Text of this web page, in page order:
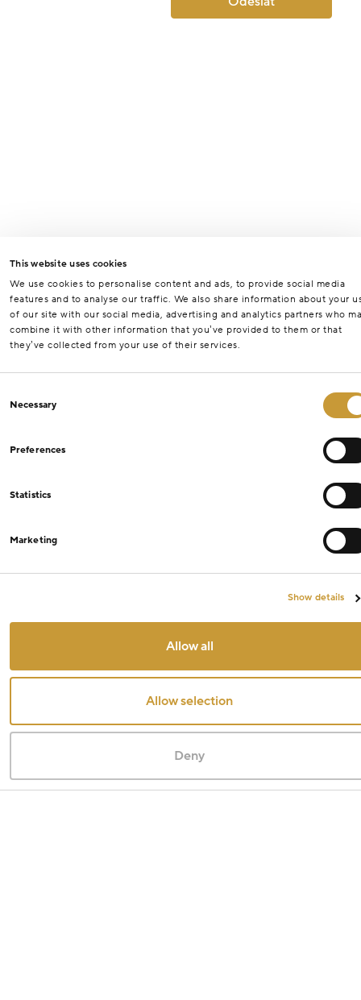
This website uses cookies
We use cookies to personalise content and ads, to provide social media
features and to analyse our traffic. We also share information about your
of our site with our social media, advertising and analytics partners who
combine it with other information that you’ve provided to them or that
they’ve collected from your use of their services.
Selection
Necessary
Preferences
Statistics
Marketing
Show details
Allow all
Allow selection
Deny